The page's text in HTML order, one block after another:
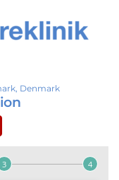
Denmark